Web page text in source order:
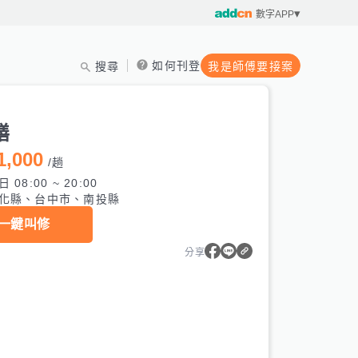
數字APP
搜尋 如何刊登 我是師傅要接案
/趟
08:00 ~ 20:00
縣、台中市、南投縣
鍵叫修
分享